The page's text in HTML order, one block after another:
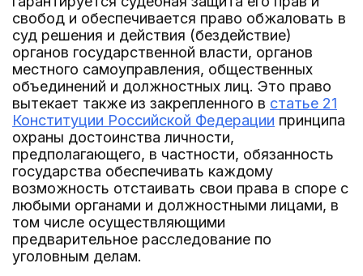
свобод и обеспечивается право обжаловать в
суд решения и действия (бездействие)
органов государственной власти, органов
местного самоуправления, общественных
объединений и должностных лиц. Это право
вытекает также из закрепленного в статье 21
Конституции Российской Федерации принципа
охраны достоинства личности,
предполагающего, в частности, обязанность
государства обеспечивать каждому
возможность отстаивать свои права в споре с
любыми органами и должностными лицами, в
том числе осуществляющими
предварительное расследование по
уголовным делам.